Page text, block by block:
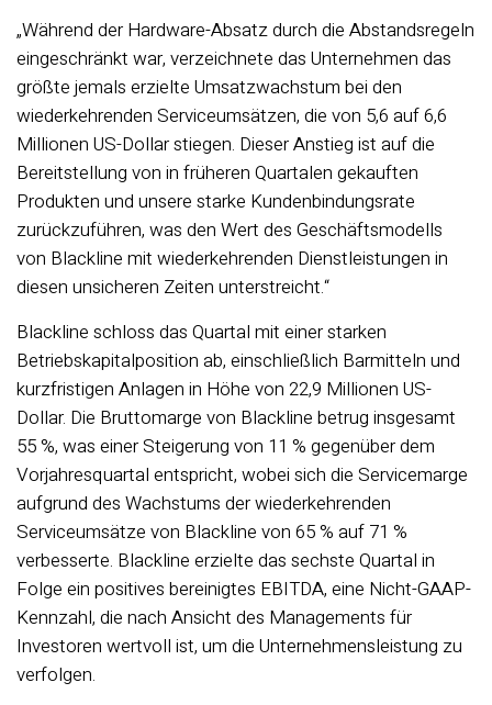
„Während der Hardware-Absatz durch die Abstandsregeln
eingeschränkt war, verzeichnete das Unternehmen das
größte jemals erzielte Umsatzwachstum bei den
wiederkehrenden Serviceumsätzen, die von 5,6 auf 6,6
Millionen US-Dollar stiegen. Dieser Anstieg ist auf die
Bereitstellung von in früheren Quartalen gekauften
Produkten und unsere starke Kundenbindungsrate
zurückzuführen, was den Wert des Geschäftsmodells
von Blackline mit wiederkehrenden Dienstleistungen in
diesen unsicheren Zeiten unterstreicht.“
Blackline schloss das Quartal mit einer starken
Betriebskapitalposition ab, einschließlich Barmitteln und
kurzfristigen Anlagen in Höhe von 22,9 Millionen US-
Dollar. Die Bruttomarge von Blackline betrug insgesamt
55 %, was einer Steigerung von 11 % gegenüber dem
Vorjahresquartal entspricht, wobei sich die Servicemarge
aufgrund des Wachstums der wiederkehrenden
Serviceumsätze von Blackline von 65 % auf 71 %
verbesserte. Blackline erzielte das sechste Quartal in
Folge ein positives bereinigtes EBITDA, eine Nicht-GAAP-
Kennzahl, die nach Ansicht des Managements für
Investoren wertvoll ist, um die Unternehmensleistung zu
verfolgen.